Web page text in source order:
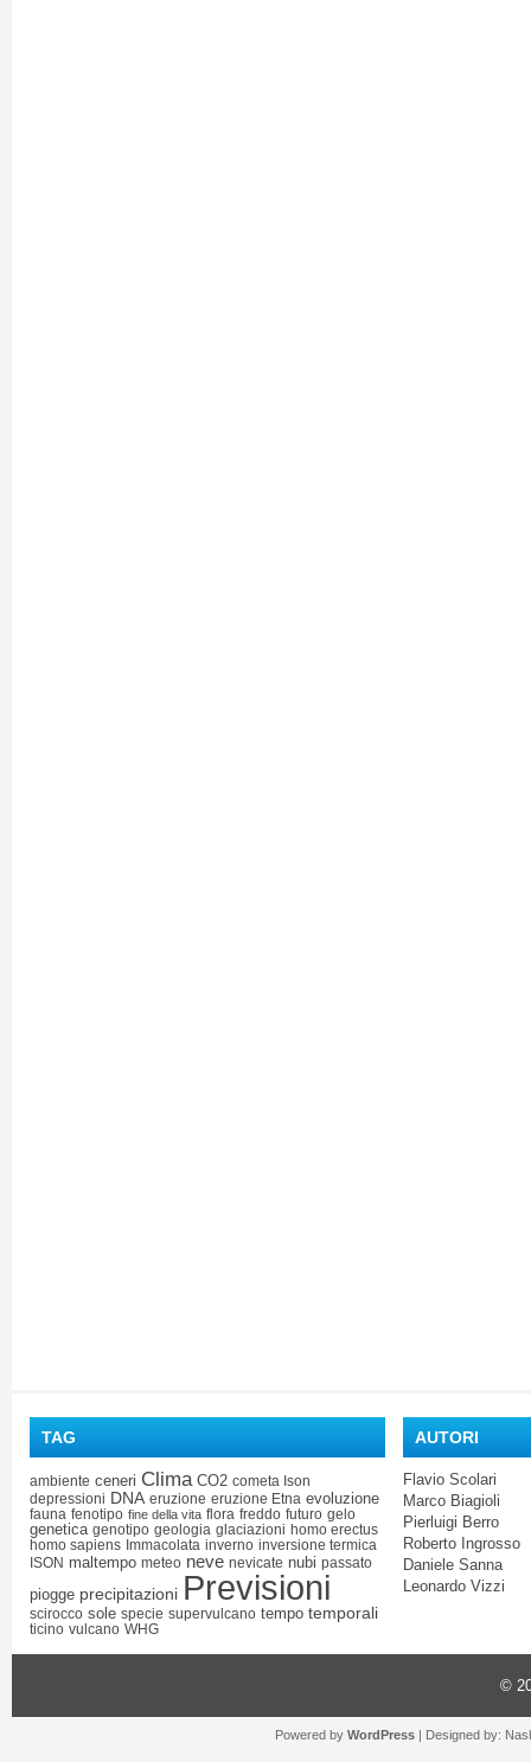
TAG
ambiente ceneri Clima CO2 cometa Ison
depressioni DNA eruzione eruzione Etna evoluzione
fauna fenotipo fine della vita flora freddo futuro gelo
genetica genotipo geologia glaciazioni homo erectus
homo sapiens Immacolata inverno inversione termica
ISON maltempo meteo neve nevicate nubi passato
piogge precipitazioni Previsioni
scirocco sole specie supervulcano tempo temporali
ticino vulcano WHG
AUTORI
Flavio Scolari
Marco Biagioli
Pierluigi Berro
Roberto Ingrosso
Daniele Sanna
Leonardo Vizzi
©
Powered by WordPress | Designed by: